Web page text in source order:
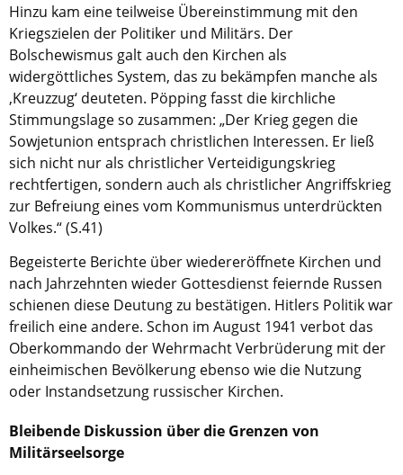
Hinzu kam eine teilweise Übereinstimmung mit den
Kriegszielen der Politiker und Militärs. Der
Bolschewismus galt auch den Kirchen als
widergöttliches System, das zu bekämpfen manche als
‚Kreuzzug‘ deuteten. Pöpping fasst die kirchliche
Stimmungslage so zusammen: „Der Krieg gegen die
Sowjetunion entsprach christlichen Interessen. Er ließ
sich nicht nur als christlicher Verteidigungskrieg
rechtfertigen, sondern auch als christlicher Angriffskrieg
zur Befreiung eines vom Kommunismus unterdrückten
Volkes.“ (S.41)
Begeisterte Berichte über wiedereröffnete Kirchen und
nach Jahrzehnten wieder Gottesdienst feiernde Russen
schienen diese Deutung zu bestätigen. Hitlers Politik war
freilich eine andere. Schon im August 1941 verbot das
Oberkommando der Wehrmacht Verbrüderung mit der
einheimischen Bevölkerung ebenso wie die Nutzung
oder Instandsetzung russischer Kirchen.
Bleibende Diskussion über die Grenzen von
Militärseelsorge